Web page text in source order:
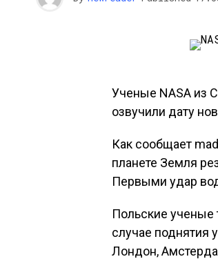
Ученые NASA из
озвучили дату
Как сообщает
планете Земля
Первыми удар
Польские ученые
случае поднятия
Лондон,